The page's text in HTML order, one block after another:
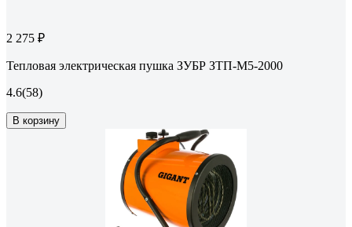
2 275 ₽
Тепловая электрическая пушка ЗУБР ЗТП-М5-2000
4.6(58)
В корзину